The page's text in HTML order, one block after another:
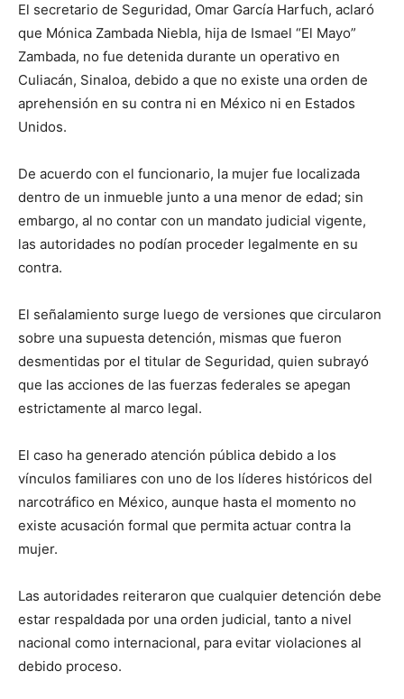
El secretario de Seguridad, Omar García Harfuch, aclaró
que Mónica Zambada Niebla, hija de Ismael “El Mayo”
Zambada, no fue detenida durante un operativo en
Culiacán, Sinaloa, debido a que no existe una orden de
aprehensión en su contra ni en México ni en Estados
Unidos.
De acuerdo con el funcionario, la mujer fue localizada
dentro de un inmueble junto a una menor de edad; sin
embargo, al no contar con un mandato judicial vigente,
las autoridades no podían proceder legalmente en su
contra.
El señalamiento surge luego de versiones que circularon
sobre una supuesta detención, mismas que fueron
desmentidas por el titular de Seguridad, quien subrayó
que las acciones de las fuerzas federales se apegan
estrictamente al marco legal.
El caso ha generado atención pública debido a los
vínculos familiares con uno de los líderes históricos del
narcotráfico en México, aunque hasta el momento no
existe acusación formal que permita actuar contra la
mujer.
Las autoridades reiteraron que cualquier detención debe
estar respaldada por una orden judicial, tanto a nivel
nacional como internacional, para evitar violaciones al
debido proceso.